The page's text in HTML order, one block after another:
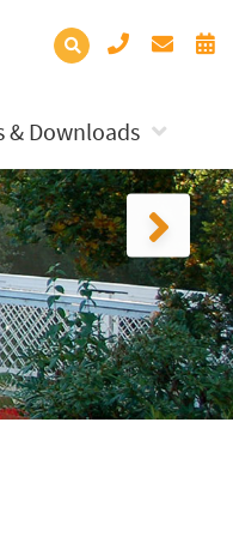
& Downloads